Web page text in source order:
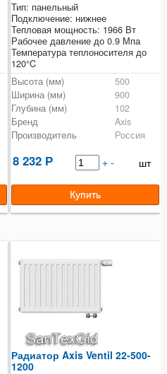
Тип: панельный
Подключение: нижнее
Тепловая мощность: 1966 Вт
Рабочее давление до 0.9 Мпа
Температура теплоносителя до
120°C
Высота (мм)
500
Ширина (мм)
900
Глубина (мм)
102
Бренд
Axis
Производитель
Россия
8 232 Р + - шт
Радиатор Axis Ventil 22-500-
1200